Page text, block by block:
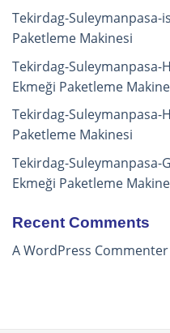
Tekirdag-Suleymanpasa-
Paketleme Makinesi
Tekirdag-Suleymanpasa-
Ekmeği Paketleme
Tekirdag-Suleymanpasa-
Paketleme Makinesi
Tekirdag-Suleymanpasa-
Ekmeği Paketleme
Recent Comments
A WordPress Commenter